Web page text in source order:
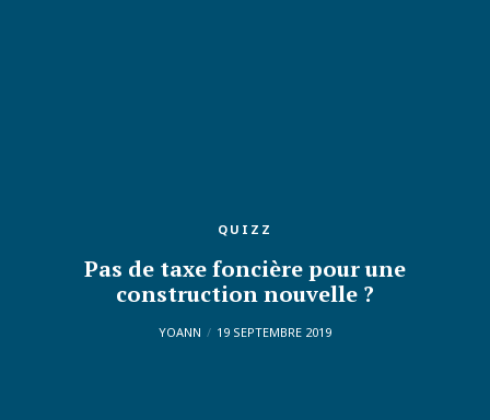
QUIZZ
Pas de taxe foncière pour une
construction nouvelle ?
YOANN 19 SEPTEMBRE 2019